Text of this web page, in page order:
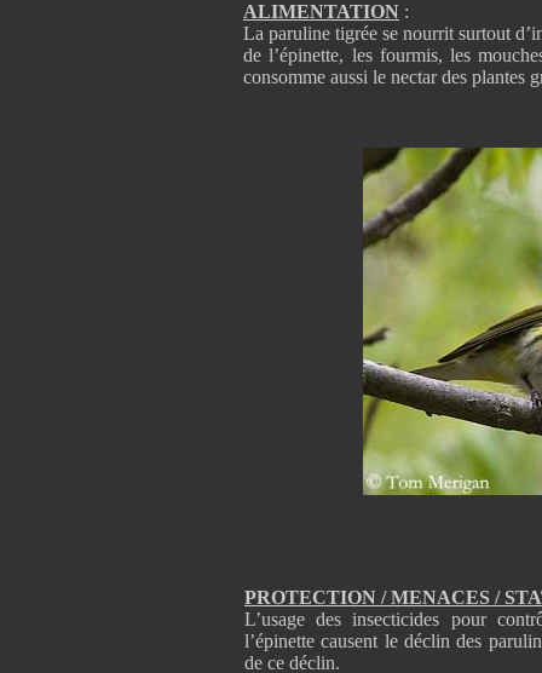
ALIMENTATION :
La paruline tigrée se nourrit surtout
de l’épinette, les fourmis, les
consomme aussi le nectar des plantes
PROTECTION / MENACES /
L’usage des insecticides pour
l’épinette causent le déclin des
de ce déclin.